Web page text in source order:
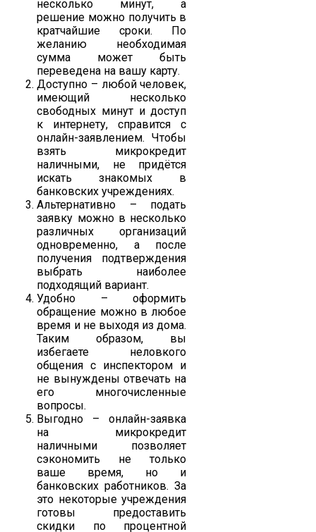
несколько минут, а
решение можно получить в
кратчайшие сроки. По
желанию необходимая
сумма может быть
переведена на вашу карту.
Доступно – любой человек,
имеющий несколько
свободных минут и доступ
к интернету, справится с
онлайн-заявлением. Чтобы
взять микрокредит
наличными, не придётся
искать знакомых в
банковских учреждениях.
Альтернативно – подать
заявку можно в несколько
различных организаций
одновременно, а после
получения подтверждения
выбрать наиболее
подходящий вариант.
Удобно – оформить
обращение можно в любое
время и не выходя из дома.
Таким образом, вы
избегаете неловкого
общения с инспектором и
не вынуждены отвечать на
его многочисленные
вопросы.
Выгодно – онлайн-заявка
на микрокредит
наличными позволяет
сэкономить не только
ваше время, но и
банковских работников. За
это некоторые учреждения
готовы предоставить
скидки по процентной